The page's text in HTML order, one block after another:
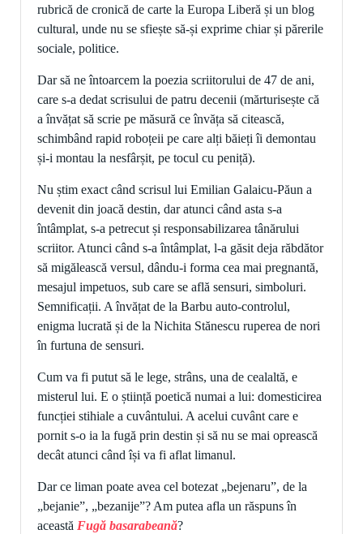
rubrică de cronică de carte la Europa Liberă și un blog
cultural, unde nu se sfiește să-și exprime chiar și părerile
sociale, politice.
Dar să ne întoarcem la poezia scriitorului de 47 de ani,
care s-a dedat scrisului de patru decenii (mărturisește că
a învățat să scrie pe măsură ce învăța să citească,
schimbând rapid roboțeii pe care alți băieți îi demontau
și-i montau la nesfârșit, pe tocul cu peniță).
Nu știm exact când scrisul lui Emilian Galaicu-Păun a
devenit din joacă destin, dar atunci când asta s-a
întâmplat, s-a petrecut și responsabilizarea tânărului
scriitor. Atunci când s-a întâmplat, l-a găsit deja răbdător
să migălească versul, dându-i forma cea mai pregnantă,
mesajul impetuos, sub care se află sensuri, simboluri.
Semnificații. A învățat de la Barbu auto-controlul,
enigma lucrată și de la Nichita Stănescu ruperea de nori
în furtuna de sensuri.
Cum va fi putut să le lege, strâns, una de cealaltă, e
misterul lui. E o știință poetică numai a lui: domesticirea
funcției stihiale a cuvântului. A acelui cuvânt care e
pornit s-o ia la fugă prin destin și să nu se mai oprească
decât atunci când își va fi aflat limanul.
Dar ce liman poate avea cel botezat „bejenaru”, de la
„bejanie”, „bezanije”? Am putea afla un răspuns în
această Fugă basarabeană?